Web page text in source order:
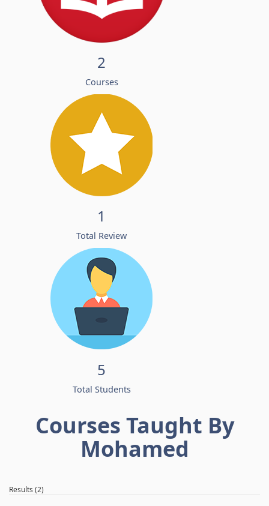
2
Courses
1
Total Review
5
Total Students
Courses Taught By
Mohamed
Results (2)